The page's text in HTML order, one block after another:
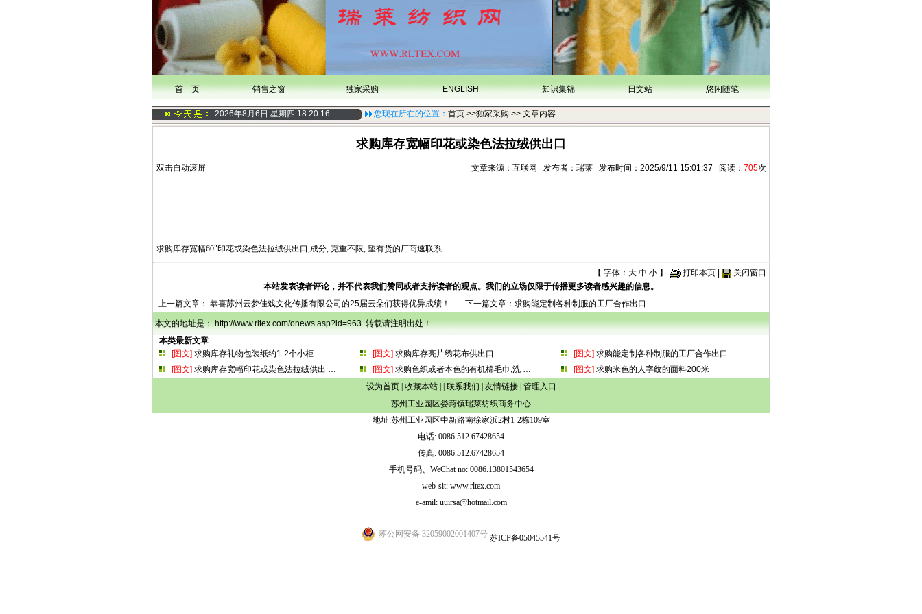
首 页 销售之窗 独家采购 ENGLISH 知识集锦 日文站 悠闲随笔
2026年8月6日 星期四 18:20:16 您现在所在的位置： 首页 >>独家采购 >> 文章内容
求购库存宽幅印花或染色法拉绒供出口
双击自动滚屏 文章来源：互联网 发布者：瑞莱 发布时间：2025/9/11 15:01:37 阅读： 705次
求购库存宽幅60"印花或染色法拉绒供出口,成分, 克重不限, 望有货的厂商速联系.
【 字体： 大 中 小】 打印本页|
关闭窗口
本站发表读者评论，并不代表我们赞同或者支持读者的观点。我们的立场仅限于传播更多读者感兴趣的信息。
上一篇文章： 恭喜苏州云梦佳戏文化传播有限公司的25届云朵们获得优异成绩！ 下一篇文章： 求购能定制各种制服的工厂合作出口
本文的地址是： http://www.rltex.com/onews.asp?id=963 转载请注明出处！
本类最新文章
[图文] 求购库存礼物包装纸约1-2个小柜 … [图文] 求购库存亮片绣花布供出口 [图文] 求购能定制各种制服的工厂合作出口 …
[图文] 求购库存宽幅印花或染色法拉绒供出 … [图文] 求购色织或者本色的有机棉毛巾,洗 … [图文] 求购米色的人字纹的面料200米
设为首页| 收藏本站| | 联系我们 友情链接| 管理入口
苏州工业园区娄葑镇瑞莱纺织商务中心
地址:苏州工业园区中新路南徐家浜2村1-2栋109室
电话: 0086.512.67428654
传真: 0086.512.67428654
手机号码、WeChat no: 0086.13801543654
web-sit: www.rltex.com
e-amil: uuirsa@hotmail.com
苏公网安备 32059002001407号 苏ICP备05045541号